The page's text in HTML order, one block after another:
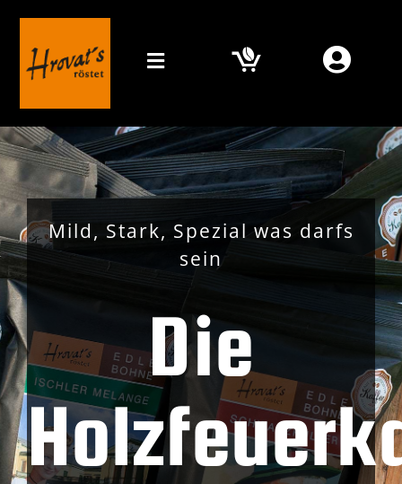
springen
Toggle
Home
Mein Kaffee
Orte
Online Shop
Media
Kontakt
Mild, Stark, Spezial was darfs
sein
Die